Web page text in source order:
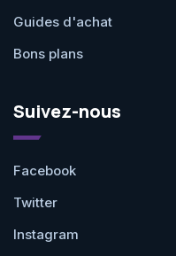
Guides d'achat
Bons plans
Suivez-nous
Facebook
Twitter
Instagram